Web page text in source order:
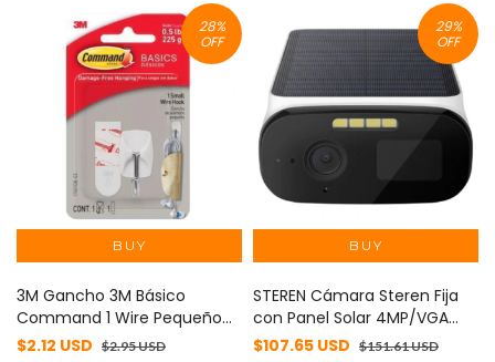
28%
OFF
3M Gancho 3M Básico
Command 1 Wire Pequeño
Color Blanco MOD: 17507DB-
$2.12 USD $2.95 USD
29%
OFF
STEREN Cámara Steren Fija
con Panel Solar 4MP/VGA
1440p 20FPS 100° IP66 para
$107.65 USD $151.61 USD